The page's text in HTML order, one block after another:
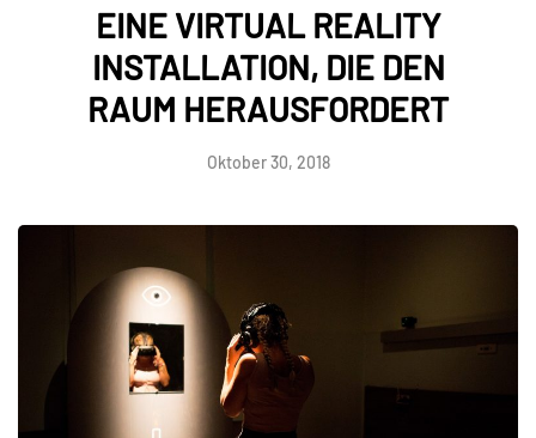
EINE VIRTUAL REALITY
INSTALLATION, DIE DEN
RAUM HERAUSFORDERT
Oktober 30, 2018